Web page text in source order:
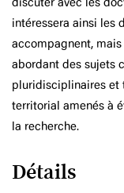
intéressera ainsi les
accompagnent,
abordant des sujets
pluridisciplinaires et
territorial amenés à
la recherche.
Détails